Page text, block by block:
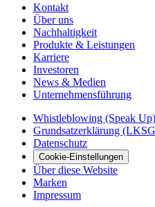
Kontakt
Über uns
Nachhaltigkeit
Produkte & Leistungen
Karriere
Investoren
News & Medien
Unternehmensführung
Whistleblowing (Speak Up)
Grundsatzerklärung
Datenschutz
Cookie-Einstellungen
Über diese Website
Marken
Impressum